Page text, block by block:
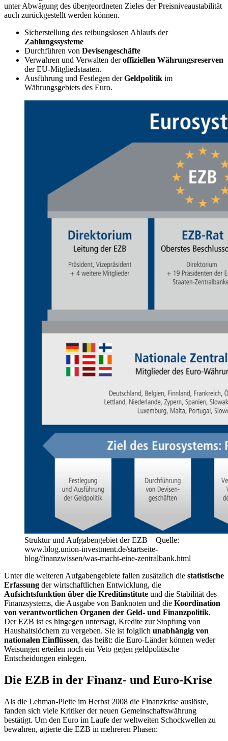
unter Abwägung des übergeordneten Zieles der Preisniveaustabilität
auch zurückgestellt werden können.
Sicherstellung des reibungslosen Ablaufs der
Zahlungssysteme
Durchführen von Devisengeschäfte
Verwahren und Verwalten deroffiziellen Währungsreserven
der EU-Mitgliedstaaten.
Ausführung und Festlegen derGeldpolitik im
Währungsgebiets des Euro.
Struktur und Aufgabengebiet der EZB – Quelle:
www.blog.union-investment.de/startseite-
blog/finanzwissen/was-macht-eine-zentralbank.html
Unter die weiteren Aufgabengebiete fallen zusätzlich die statistische
Erfassung der wirtschaftlichen Entwicklung, die
Aufsichtsfunktion über die Kreditinstitute und die Stabilität des
Finanzsystems, die Ausgabe von Banknoten und die Koordination
von verantwortlichen Organen der Geld- und Finanzpolitik.
Der EZB ist es hingegen untersagt, Kredite zur Stopfung von
Haushaltslöchern zu vergeben. Sie ist folglich unabhängig von
nationalen Einflüssen, das heißt: die Euro-Länder können weder
Weisungen erteilen noch ein Veto gegen geldpolitische
Entscheidungen einlegen.
Die EZB in der Finanz- und Euro-Krise
Als die Lehman-Pleite im Herbst 2008 die Finanzkrise auslöste,
fanden sich viele Kritiker der neuen Gemeinschaftswährung
bestätigt. Um den Euro im Laufe der weltweiten Schockwellen zu
bewahren, agierte die EZB in mehreren Phasen: